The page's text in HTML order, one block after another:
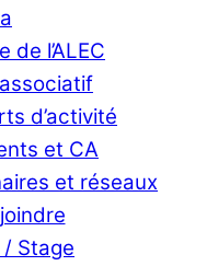
de l’ALEC
d’activité
et CA
et réseaux
/ Stage